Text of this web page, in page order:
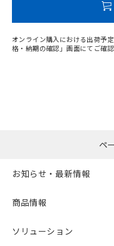
オンライン購入における出荷予
格・納期の確認」画面にてご確認
ペ
お知らせ・最新情報
商品情報
ソリューション